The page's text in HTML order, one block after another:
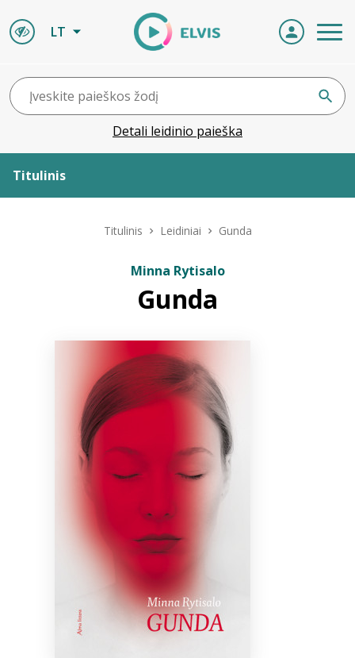
LT
Detali leidinio paieška
Titulinis
Bibliotekoms
Titulinis Leidiniai Gunda
Minna Rytisalo
Gunda